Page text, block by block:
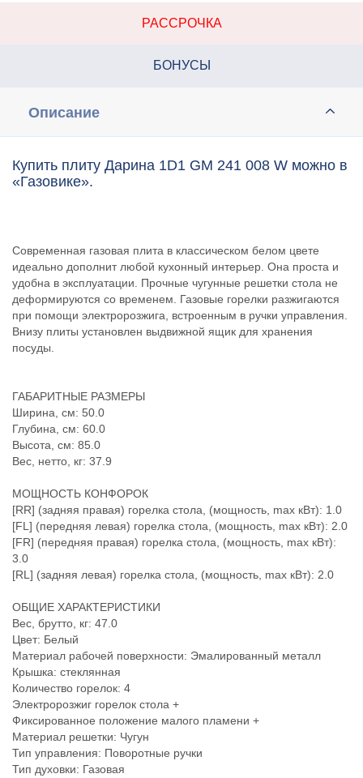
РАССРОЧКА
БОНУСЫ
Описание
Купить плиту Дарина 1D1 GM 241 008 W можно в
«Газовике».
Современная газовая плита в классическом белом цвете
идеально дополнит любой кухонный интерьер. Она проста и
удобна в эксплуатации. Прочные чугунные решетки стола не
деформируются со временем. Газовые горелки разжигаются
при помощи электророзжига, встроенным в ручки управления.
Внизу плиты установлен выдвижной ящик для хранения
посуды.
ГАБАРИТНЫЕ РАЗМЕРЫ
Ширина, см: 50.0
Глубина, см: 60.0
Высота, см: 85.0
Вес, нетто, кг: 37.9
МОЩНОСТЬ КОНФОРОК
[RR] (задняя правая) горелка стола, (мощность, max кВт): 1.0
[FL] (передняя левая) горелка стола, (мощность, max кВт): 2.0
[FR] (передняя правая) горелка стола, (мощность, max кВт):
3.0
[RL] (задняя левая) горелка стола, (мощность, max кВт): 2.0
ОБЩИЕ ХАРАКТЕРИСТИКИ
Вес, брутто, кг: 47.0
Цвет: Белый
Материал рабочей поверхности: Эмалированный металл
Крышка: стеклянная
Количество горелок: 4
Электророзжиг горелок стола +
Фиксированное положение малого пламени +
Материал решетки: Чугун
Тип управления: Поворотные ручки
Тип духовки: Газовая